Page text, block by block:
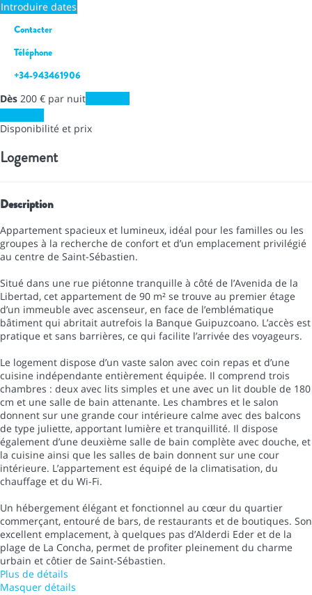
Introduire dates
Contacter
Téléphone
+34-943461906
Dès 200 € par nuit
Disponibilité et prix
Logement
Description
Appartement spacieux et lumineux, idéal pour les familles ou les
groupes à la recherche de confort et d’un emplacement privilégié
au centre de Saint-Sébastien.
Situé dans une rue piétonne tranquille à côté de l’Avenida de la
Libertad, cet appartement de 90 m² se trouve au premier étage
d’un immeuble avec ascenseur, en face de l’emblématique
bâtiment qui abritait autrefois la Banque Guipuzcoano. L’accès est
pratique et sans barrières, ce qui facilite l’arrivée des voyageurs.
Le logement dispose d’un vaste salon avec coin repas et d’une
cuisine indépendante entièrement équipée. Il comprend trois
chambres : deux avec lits simples et une avec un lit double de 180
cm et une salle de bain attenante. Les chambres et le salon
donnent sur une grande cour intérieure calme avec des balcons
de type juliette, apportant lumière et tranquillité. Il dispose
également d’une deuxième salle de bain complète avec douche, et
la cuisine ainsi que les salles de bain donnent sur une cour
intérieure. L’appartement est équipé de la climatisation, du
chauffage et du Wi-Fi.
Un hébergement élégant et fonctionnel au cœur du quartier
commerçant, entouré de bars, de restaurants et de boutiques. Son
excellent emplacement, à quelques pas d’Alderdi Eder et de la
plage de La Concha, permet de profiter pleinement du charme
urbain et côtier de Saint-Sébastien.
Plus de détails
Masquer détails